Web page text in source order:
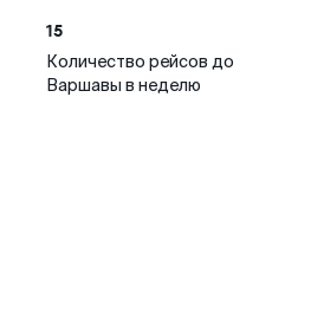
15
Количество рейсов до
Варшавы в неделю